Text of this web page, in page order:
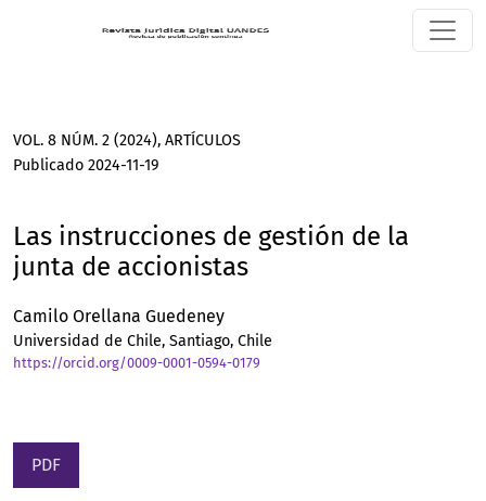
Las instrucciones de gestión de la junta de accionistas
VOL. 8 NÚM. 2 (2024), ARTÍCULOS
Las instrucciones de gestión de la
junta de accionistas
Publicado 2024-11-19
Camilo Orellana Guedeney
Universidad de Chile, Santiago, Chile
https://orcid.org/0009-0001-0594-0179
PDF